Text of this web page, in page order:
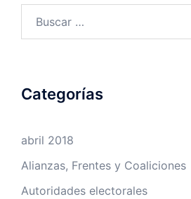
Categorías
abril 2018
Alianzas, Frentes y Coaliciones
Autoridades electorales